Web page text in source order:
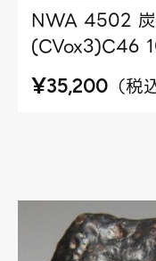
NWA 4502
(CVox3)C46
¥35,200 （税